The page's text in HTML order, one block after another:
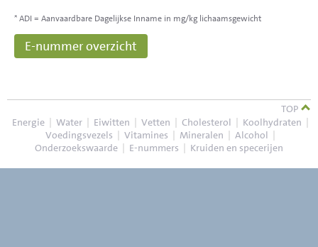
* ADI = Aanvaardbare Dagelijkse Inname in mg/kg lichaamsgewicht
E-nummer overzicht
TOP
Energie | Water | Eiwitten | Vetten | Cholesterol | Koolhydraten |
Voedingsvezels | Vitamines | Mineralen | Alcohol |
Onderzoekswaarde | E-nummers | Kruiden en specerijen